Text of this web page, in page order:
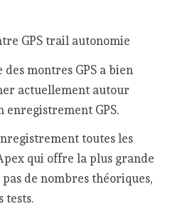
des montres GPS a bien
actuellement autour
enregistrement GPS.
toutes les
qui offre la plus grande
de nombres théoriques,
tests.